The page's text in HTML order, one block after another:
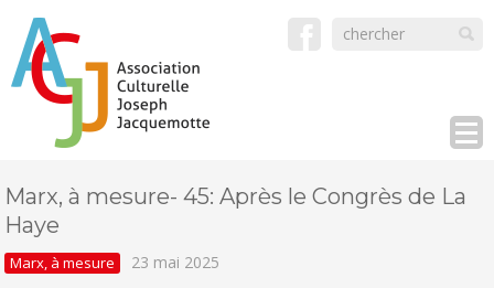
Marx, à mesure- 45: Après le Congrès de La
Haye
Marx, à mesure 23 mai 2025